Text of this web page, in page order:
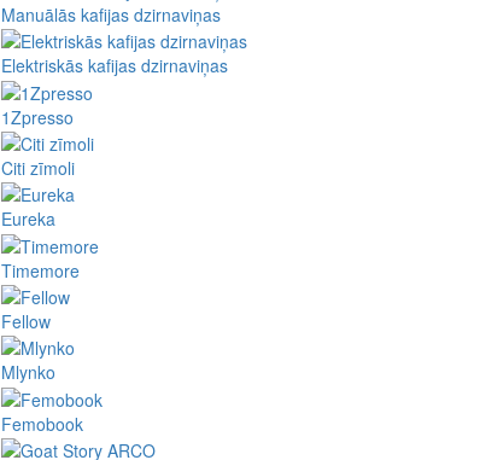
Manuālās kafijas dzirnaviņas
Elektriskās kafijas dzirnaviņas
1Zpresso
Citi zīmoli
Eureka
Timemore
Fellow
Mlynko
Femobook